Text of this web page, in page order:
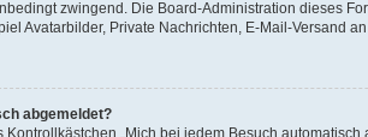
zwingend. Die Board-Administration dieses
Avatarbilder, Private Nachrichten, E-Mail-Versand
abgemeldet?
Kontrollkästchen „Mich bei jedem Besuch